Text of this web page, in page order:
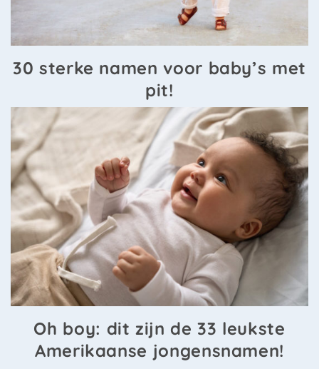
30 sterke namen voor baby’s met
pit!
Oh boy: dit zijn de 33 leukste
Amerikaanse jongensnamen!